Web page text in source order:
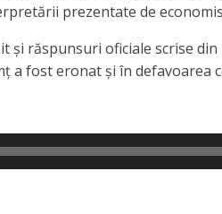
prezentate de
și răspunsuri oficiale scrise
a fost eronat și în defavoarea